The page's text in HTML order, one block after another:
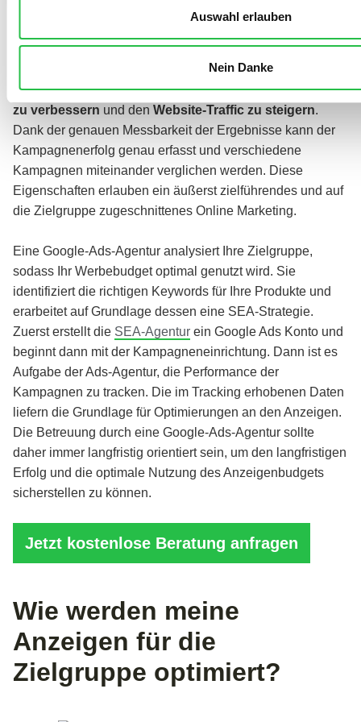
Auswahl erlauben
Nein Danke
darauf angewiesen, dass diese bei Google gut auffindbar
ist. Google Ads/AdWords haben sich als DAS Tool
herausgestellt, umschnell und effektiv die Sichtbarkeit
zu verbessern und den Website-Traffic zu steigern.
Dank der genauen Messbarkeit der Ergebnisse kann der
Kampagnenerfolg genau erfasst und verschiedene
Kampagnen miteinander verglichen werden. Diese
Eigenschaften erlauben ein äußerst zielführendes und auf
die Zielgruppe zugeschnittenes Online Marketing.
Eine Google-Ads-Agentur analysiert Ihre Zielgruppe,
sodass Ihr Werbebudget optimal genutzt wird. Sie
identifiziert die richtigen Keywords für Ihre Produkte und
erarbeitet auf Grundlage dessen eine SEA-Strategie.
Zuerst erstellt die SEA-Agentur ein Google Ads Konto und
beginnt dann mit der Kampagneneinrichtung. Dann ist es
Aufgabe der Ads-Agentur, die Performance der
Kampagnen zu tracken. Die im Tracking erhobenen Daten
liefern die Grundlage für Optimierungen an den Anzeigen.
Die Betreuung durch eine Google-Ads-Agentur sollte
daher immer langfristig orientiert sein, um den langfristigen
Erfolg und die optimale Nutzung des Anzeigenbudgets
sicherstellen zu können.
Jetzt kostenlose Beratung anfragen
Wie werden meine
Anzeigen für die
Zielgruppe optimiert?